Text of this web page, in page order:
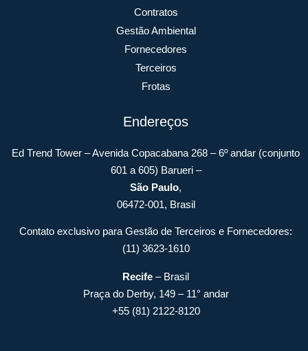
Contratos
Gestão Ambiental
Fornecedores
Terceiros
Frotas
Endereços
Ed Trend Tower – Avenida Copacabana 268 – 6º andar (conjunto
601 a 605) Barueri –
São Paulo,
06472-001, Brasil
Contato exclusivo para Gestão de Terceiros e Fornecedores:
(11) 3623-1610
Recife – Brasil
Praça do Derby, 149 – 11° andar
+55 (81) 2122-8120